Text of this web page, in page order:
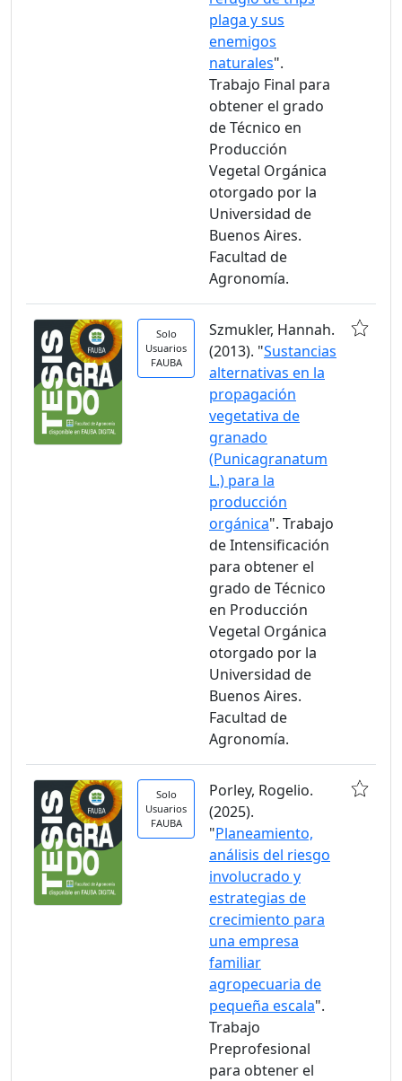
plaga y sus
enemigos
naturales".
Trabajo Final para
obtener el grado
de Técnico en
Producción
Vegetal Orgánica
otorgado por la
Universidad de
Buenos Aires.
Facultad de
Agronomía.
Solo
Usuarios
FAUBA
Szmukler, Hannah.
(2013). "Sustancias
alternativas en la
propagación
vegetativa de
granado
(Punicagranatum
L.) para la
producción
orgánica". Trabajo
de Intensificación
para obtener el
grado de Técnico
en Producción
Vegetal Orgánica
otorgado por la
Universidad de
Buenos Aires.
Facultad de
Agronomía.
Solo
Usuarios
FAUBA
Porley, Rogelio.
(2025).
"Planeamiento,
análisis del riesgo
involucrado y
estrategias de
crecimiento para
una empresa
familiar
agropecuaria de
pequeña escala".
Trabajo
Preprofesional
para obtener el